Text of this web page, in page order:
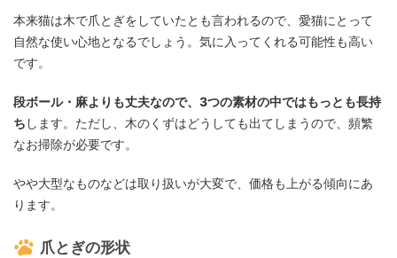
本来猫は木で爪とぎをしていたとも言われるので、愛猫にとって
自然な使い心地となるでしょう。気に入ってくれる可能性も高い
です。
段ボール・麻よりも丈夫なので、3つの素材の中ではもっとも長持
ち します。ただし、木のくずはどうしても出てしまうので、頻繁
なお掃除が必要です。
やや大型なものなどは取り扱いが大変で、価格も上がる傾向にあ
ります。
爪とぎの形状